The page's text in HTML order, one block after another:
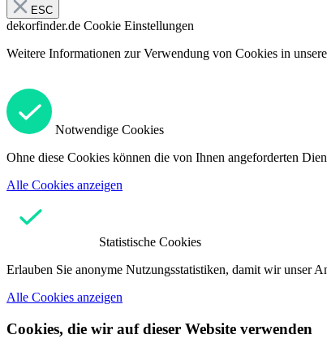
ESC
dekorfinder.de Cookie Einstellungen
Weitere Informationen zur Verwendung von Cookies in
Notwendige Cookies
Ohne diese Cookies können die von Ihnen angeforderten
Alle Cookies anzeigen
Statistische Cookies
Erlauben Sie anonyme Nutzungsstatistiken, damit wir unser
Alle Cookies anzeigen
Cookies, die wir auf dieser Website verwenden